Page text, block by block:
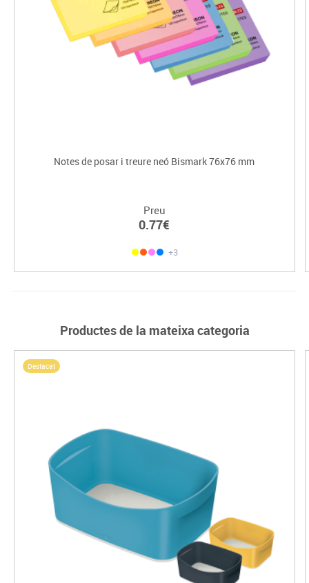
Notes de posar i treure neó Bismark 76x76 mm
Preu
0.77€
+3
Productes de la mateixa categoria
Destacat